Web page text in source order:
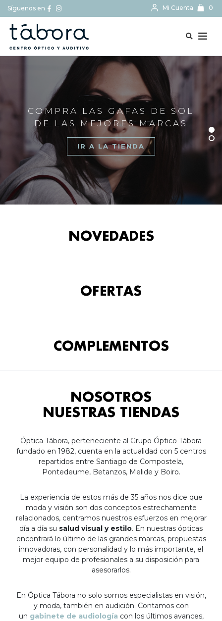
Síguenos en Mi Cuenta 0
COMPRA LAS GAFAS DE SOL
DE LAS MEJORES MARCAS
IR A LA TIENDA
NOVEDADES
OFERTAS
COMPLEMENTOS
NOSOTROS
NUESTRAS TIENDAS
Óptica Tábora, perteneciente al Grupo Óptico Tábora
fundado en 1982, cuenta en la actualidad con 5 centros
repartidos entre Santiago de Compostela,
Pontedeume, Betanzos, Melide y Boiro.
La experiencia de estos más de 35 años nos dice que
moda y visión son dos conceptos estrechamente
relacionados, centramos nuestros esfuerzos en mejorar
día a día su salud visual y estilo. En nuestras ópticas
encontrará lo último de las grandes marcas, propuestas
innovadoras, con personalidad y lo más importante, el
mejor equipo de profesionales a su disposición para
asesorarlos.
En Óptica Tábora no solo somos especialistas en visión,
y moda, también en audición. Contamos con
un gabinete de audiología con los últimos avances,